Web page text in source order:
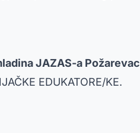
JAZAS-a Požarevac
EDUKATORE/KE.